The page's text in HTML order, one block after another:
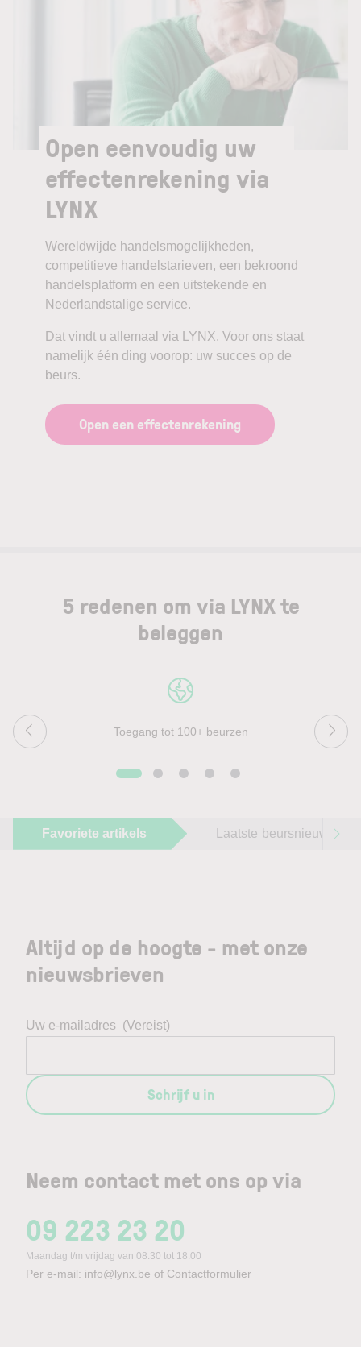
Open eenvoudig uw
effectenrekening via
LYNX
Wereldwijde handelsmogelijkheden,
competitieve handelstarieven, een bekroond
handelsplatform en een uitstekende en
Nederlandstalige service.
Dat vindt u allemaal via LYNX. Voor ons staat
namelijk één ding voorop: uw succes op de
beurs.
Open een effectenrekening
5 redenen om via LYNX te
beleggen
Toegang tot 100+ beurzen
Favoriete artikels Laatste beursnieuws
Neem contact met ons op via
09 223 23 20
Maandag t/m vrijdag van 08:30 tot 18:00
Per e-mail: info@lynx.be of Contactformulier
Altijd op de hoogte - met onze
nieuwsbrieven
Uw e-mailadres (Vereist)
Schrijf u in